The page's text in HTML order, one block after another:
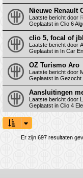
Nieuwe Renault
Laatste bericht door
Geplaatst in Clio 6
clio 5, focal of
Laatste bericht door
Geplaatst in In Car
OZ Turismo Aro
Laatste bericht door
Geplaatst in Gezocht
Aansluitingen
Laatste bericht door
Geplaatst in Clio 4
Er zijn 697 resultaten